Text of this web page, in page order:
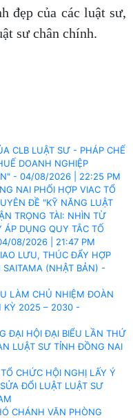
đẹp của các luật sư,
sư chân chính.
CLB LUẬT SƯ - PHÁP CHẾ
DOANH NGHIỆP
- 04/08/2026 | 22:25 PM
NAI PHỐI HỢP VIAC TỔ
ĐỀ "KỸ NĂNG LUẬT
TRỌNG TÀI: NHÌN TỪ
DỤNG QUY TẮC TỐ
08/2026 | 21:47 PM
LƯU, THÚC ĐẨY HỢP
SAITAMA (NHẬT BẢN) -
LÀM CHỦ NHIỆM ĐOÀN
KỲ 2025 – 2030 -
ĐẠI HỘI ĐẠI BIỂU LẦN THỨ
LUẬT SƯ TỈNH ĐỒNG NAI
CHỨC HỘI NGHỊ LẤY Ý
ĐỔI LUẬT LUẬT SƯ
CHÁNH VĂN PHÒNG